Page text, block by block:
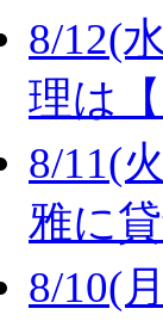
8/12(
理は
8/11(
雅に
8/10(